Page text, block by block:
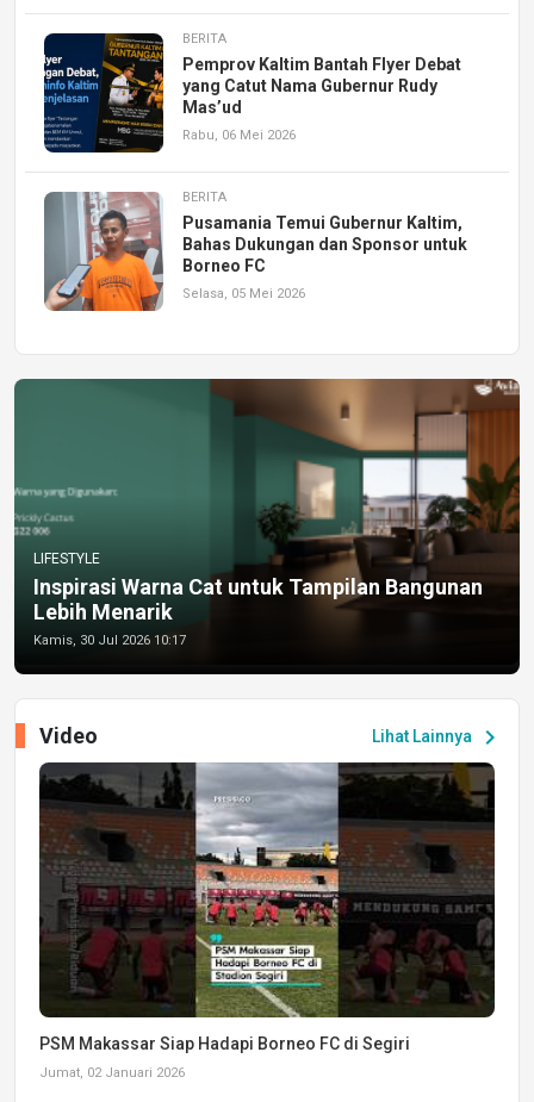
BERITA
Pemprov Kaltim Bantah Flyer Debat
yang Catut Nama Gubernur Rudy
Mas’ud
Rabu, 06 Mei 2026
BERITA
Pusamania Temui Gubernur Kaltim,
Bahas Dukungan dan Sponsor untuk
Borneo FC
Selasa, 05 Mei 2026
LIFESTYLE
Inspirasi Warna Cat untuk Tampilan Bangunan
Lebih Menarik
Kamis, 30 Jul 2026 10:17
Lihat Lainnya chevron_right
Video
PSM Makassar Siap Hadapi Borneo FC di Segiri
Jumat, 02 Januari 2026